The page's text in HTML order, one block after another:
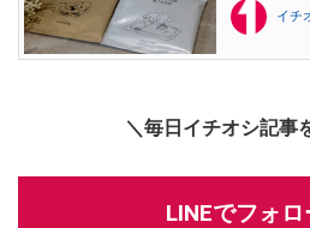
イチ
＼毎日イチオシ記事
LINEでフォ